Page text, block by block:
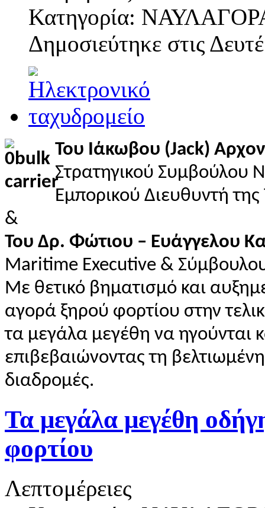
Κατηγορία:
Δημοσιεύτηκε στις
Του Ιάκωβου (Jack)
Στρατηγικού Συμβούλου
Εμπορικού Διευθυντή
&
Του Δρ. Φώτιου – Ευάγγελου
Maritime Executive &
Με θετικό βηματισμό και
αγορά ξηρού φορτίου στην
τα μεγάλα μεγέθη να ηγούνται
επιβεβαιώνοντας τη
διαδρομές.
Τα μεγάλα μεγέθη
φορτίου
Λεπτομέρειες